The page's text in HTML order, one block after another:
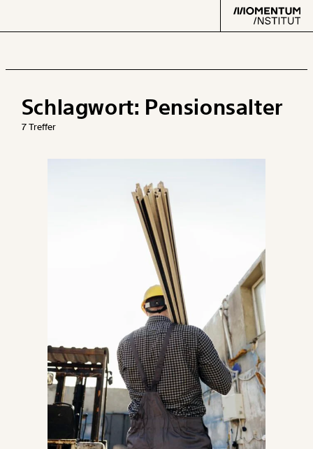
Paper der Woche
Projekte
Kürzungslandkarte
Erbschaftssteuer-Rechner
Koalitions-Kompass
Arbeitslosenrechner
Care-Rechner
Über uns
Text second
Schlagwort: Pensionsalter
7 Treffer